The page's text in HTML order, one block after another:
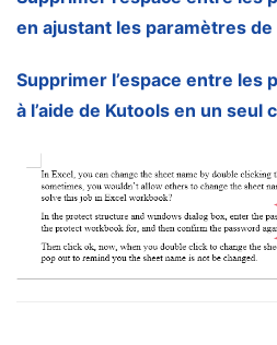
en ajustant les paramètres
Supprimer l’espace entre les
à l’aide de Kutools en un seul